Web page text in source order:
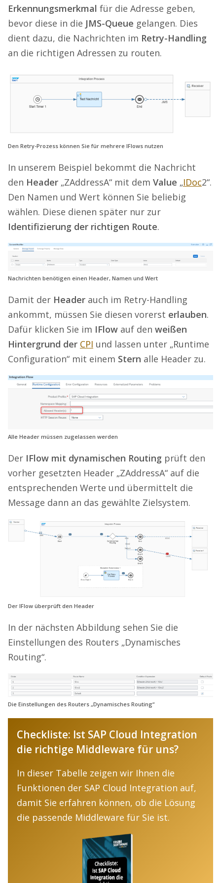
Erkennungsmerkmal für die Adresse geben,
bevor diese in die JMS-Queue gelangen. Dies
dient dazu, die Nachrichten im Retry-Handling
an die richtigen Adressen zu routen.
Den Retry-Prozess können Sie für mehrere IFlows nutzen
In unserem Beispiel bekommt die Nachricht
den Header „ZAddressA“ mit dem Value „IDoc2“.
Den Namen und Wert können Sie beliebig
wählen. Diese dienen später nur zur
Identifizierung der richtigen Route.
Nachrichten benötigen einen Header, Namen und Wert
Damit der Header auch im Retry-Handling
ankommt, müssen Sie diesen vorerst erlauben.
Dafür klicken Sie im IFlow auf den weißen
Hintergrund der CPI und lassen unter „Runtime
Configuration“ mit einem Stern alle Header zu.
Alle Header müssen zugelassen werden
Der IFlow mit dynamischen Routing prüft den
vorher gesetzten Header „ZAddressA“ auf die
entsprechenden Werte und übermittelt die
Message dann an das gewählte Zielsystem.
Der IFlow überprüft den Header
In der nächsten Abbildung sehen Sie die
Einstellungen des Routers „Dynamisches
Routing“.
Die Einstellungen des Routers „Dynamisches Routing“
Checkliste: Ist SAP Cloud Integration
die richtige Middleware für uns?
In dieser Tabelle zeigen wir Ihnen die
Funktionen der SAP Cloud Integration auf,
damit Sie erfahren können, ob die Lösung
die passende Middleware für Sie ist.